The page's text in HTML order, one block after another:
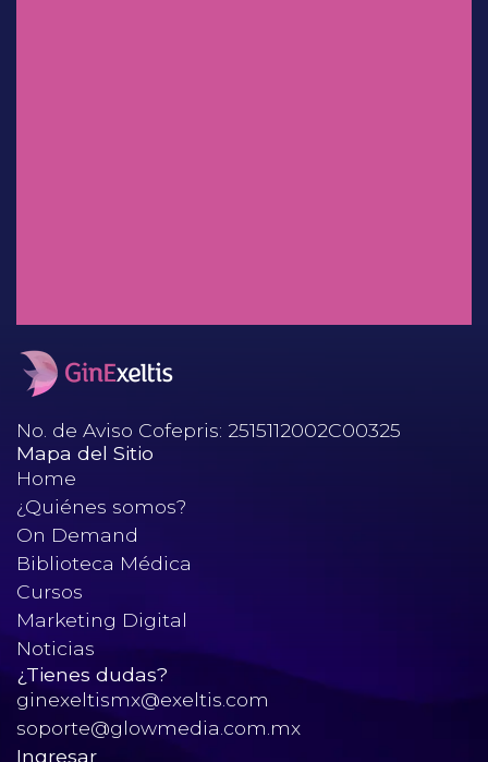
No. de Aviso Cofepris: 2515112002C00325
Mapa del Sitio
Home
¿Quiénes somos?
On Demand
Biblioteca Médica
Cursos
Marketing Digital
Noticias
¿Tienes dudas?
ginexeltismx@exeltis.com
soporte@glowmedia.com.mx
Ingresar